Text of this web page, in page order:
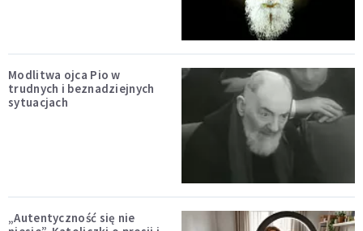
Modlitwa ojca Pio w
trudnych i beznadziejnych
sytuacjach
„Autentyczność się nie